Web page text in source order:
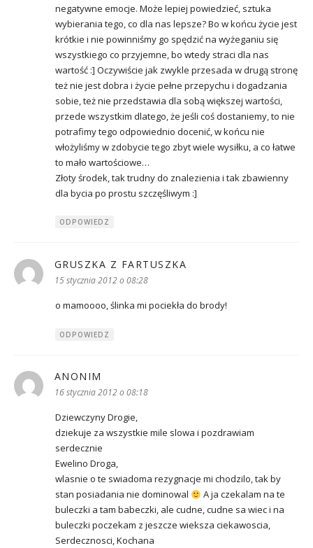
negatywne emocje. Może lepiej powiedzieć, sztuka
wybierania tego, co dla nas lepsze? Bo w końcu życie jest
krótkie i nie powinniśmy go spędzić na wyżeganiu się
wszystkiego co przyjemne, bo wtedy straci dla nas
wartość :] Oczywiście jak zwykle przesada w drugą stronę
też nie jest dobra i życie pełne przepychu i dogadzania
sobie, też nie przedstawia dla sobą większej wartości,
przede wszystkim dlatego, że jeśli coś dostaniemy, to nie
potrafimy tego odpowiednio docenić, w końcu nie
włożyliśmy w zdobycie tego zbyt wiele wysiłku, a co łatwe
to mało wartościowe…
Złoty środek, tak trudny do znalezienia i tak zbawienny
dla bycia po prostu szczęśliwym :]
ODPOWIEDZ
GRUSZKA Z FARTUSZKA
15 stycznia 2012 o 08:28
o mamoooo, ślinka mi pociekła do brody!
ODPOWIEDZ
ANONIM
16 stycznia 2012 o 08:18
Dziewczyny Drogie,
dziekuje za wszystkie mile slowa i pozdrawiam
serdecznie
Ewelino Droga,
wlasnie o te swiadoma rezygnacje mi chodzilo, tak by
stan posiadania nie dominowal
A ja czekalam na te
buleczki a tam babeczki, ale cudne, cudne sa wiec i na
buleczki poczekam z jeszcze wieksza ciekawoscia,
Serdecznosci, Kochana